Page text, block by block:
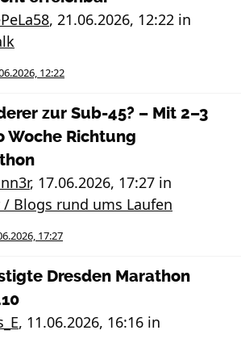
, 21.06.2026, 12:22 in
12:22
zur Sub-45? – Mit 2–3
Woche Richtung
, 17.06.2026, 17:27 in
/ Blogs rund ums Laufen
17:27
Dresden Marathon
, 11.06.2026, 16:16 in